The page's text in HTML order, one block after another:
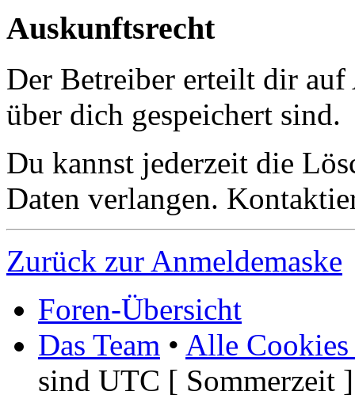
Auskunftsrecht
Der Betreiber erteilt dir
über dich gespeichert sind.
Du kannst jederzeit die
Daten verlangen.
Zurück zur Anmeldemaske
Foren-Übersicht
Das Team • Alle Cookies
sind UTC [ Sommerzeit ]